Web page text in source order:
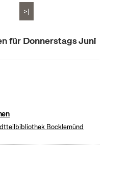
>|
für Donnerstags Juni
Bocklemünd